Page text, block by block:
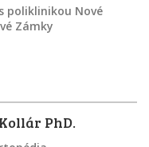
poliklinikou Nové
Zámky
PhD.